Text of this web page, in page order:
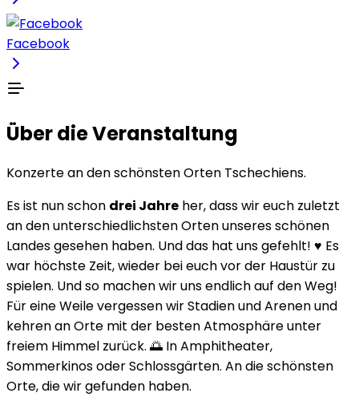
Facebook
Über die Veranstaltung
Konzerte an den schönsten Orten Tschechiens.
Es ist nun schon drei Jahre her, dass wir euch zuletzt
an den unterschiedlichsten Orten unseres schönen
Landes gesehen haben. Und das hat uns gefehlt! ♥️ Es
war höchste Zeit, wieder bei euch vor der Haustür zu
spielen. Und so machen wir uns endlich auf den Weg!
Für eine Weile vergessen wir Stadien und Arenen und
kehren an Orte mit der besten Atmosphäre unter
freiem Himmel zurück. 🌅 In Amphitheater,
Sommerkinos oder Schlossgärten. An die schönsten
Orte, die wir gefunden haben.